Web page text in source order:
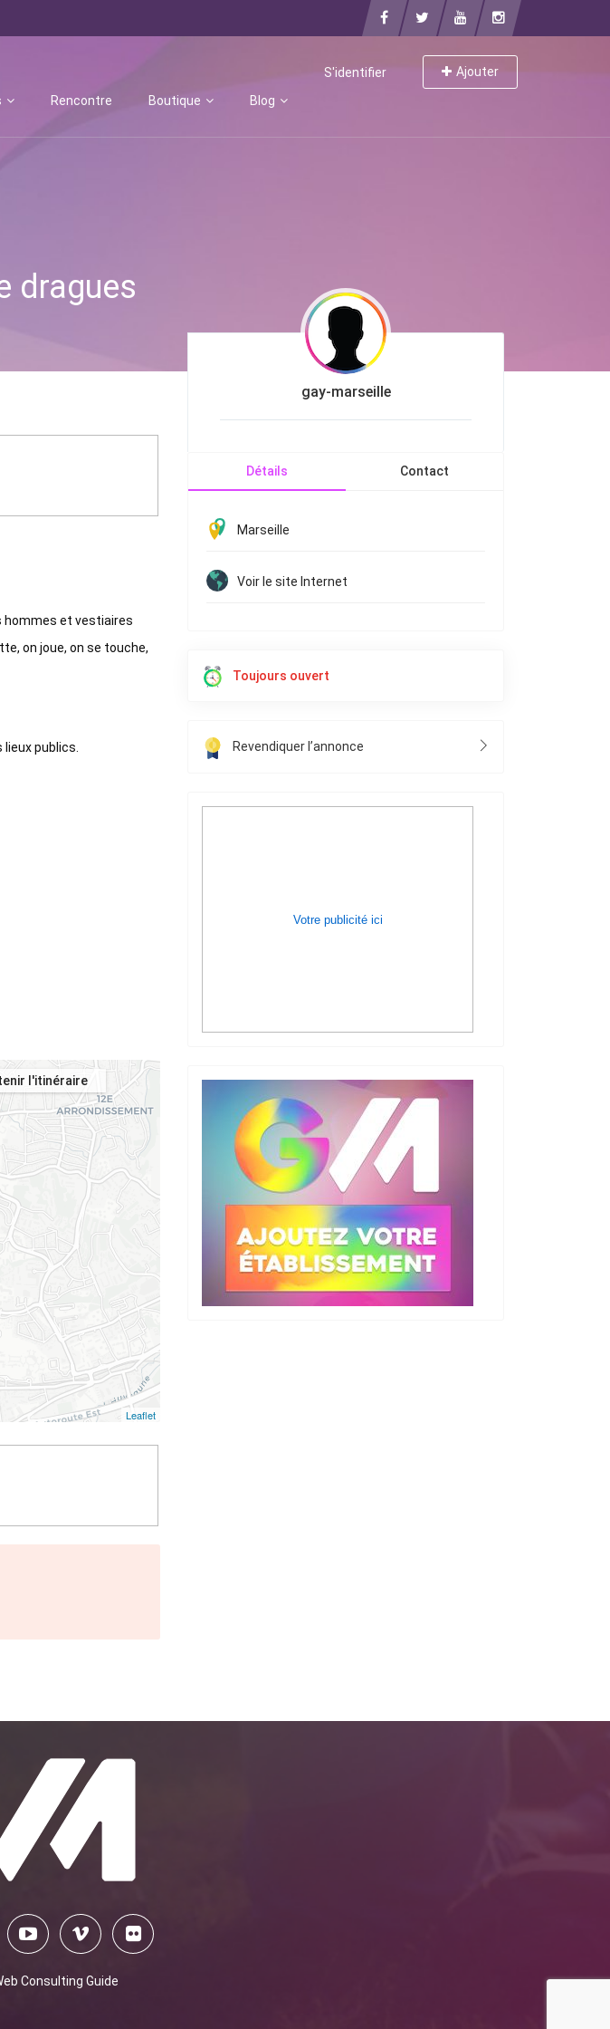
S'identifier
Ajouter
Rencontre Boutique Blog
dragues
hommes et vestiaires
on joue, on se touche,
publics.
Leaflet
l'itinéraire
gay-marseille
Détails Contact
Marseille
Voir le site Internet
Toujours ouvert
Revendiquer l’annonce
Votre publicité ici
Consulting Guide